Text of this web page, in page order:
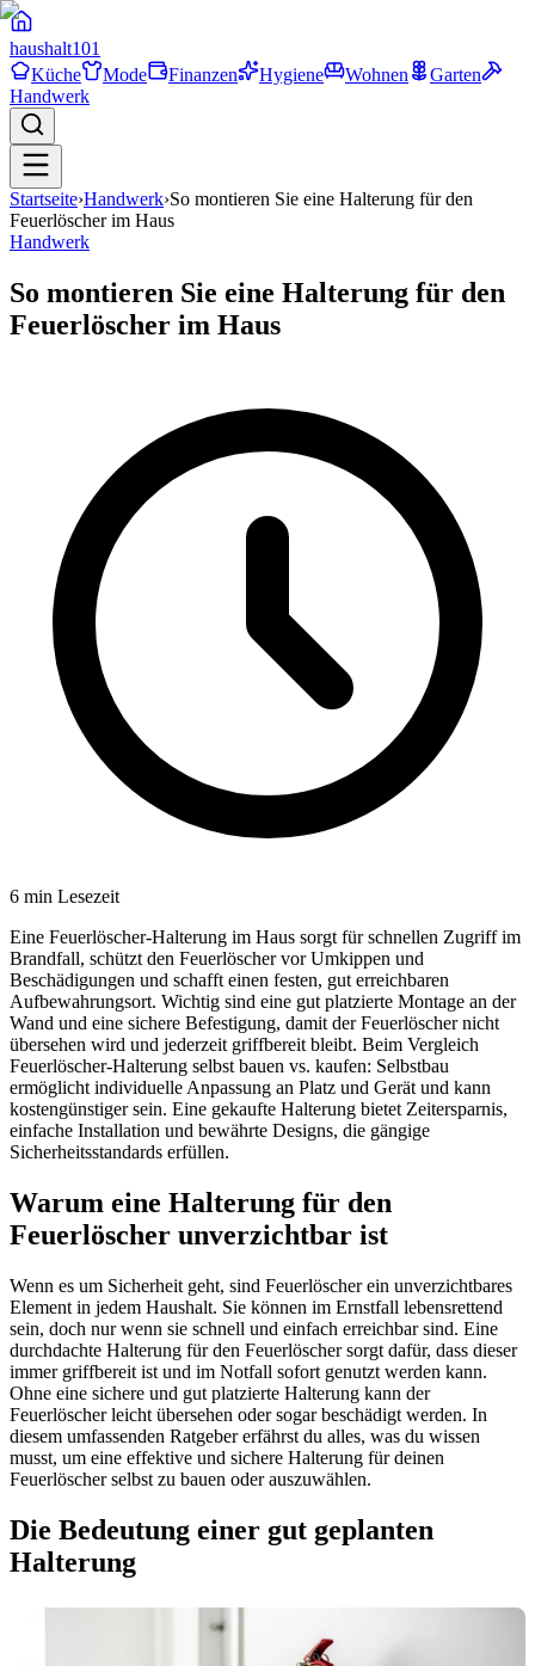
haushalt101
Küche
Mode Finanzen Hygiene Wohnen
Garten
Handwerk
Startseite›Handwerk›So montieren Sie eine Halterung für den
Feuerlöscher im Haus
Handwerk
So montieren Sie eine Halterung für den
Feuerlöscher im Haus
6 min Lesezeit
Eine Feuerlöscher-Halterung im Haus sorgt für schnellen Zugriff im
Brandfall, schützt den Feuerlöscher vor Umkippen und
Beschädigungen und schafft einen festen, gut erreichbaren
Aufbewahrungsort. Wichtig sind eine gut platzierte Montage an der
Wand und eine sichere Befestigung, damit der Feuerlöscher nicht
übersehen wird und jederzeit griffbereit bleibt. Beim Vergleich
Feuerlöscher-Halterung selbst bauen vs. kaufen: Selbstbau
ermöglicht individuelle Anpassung an Platz und Gerät und kann
kostengünstiger sein. Eine gekaufte Halterung bietet Zeitersparnis,
einfache Installation und bewährte Designs, die gängige
Sicherheitsstandards erfüllen.
Warum eine Halterung für den
Feuerlöscher unverzichtbar ist
Wenn es um Sicherheit geht, sind Feuerlöscher ein unverzichtbares
Element in jedem Haushalt. Sie können im Ernstfall lebensrettend
sein, doch nur wenn sie schnell und einfach erreichbar sind. Eine
durchdachte Halterung für den Feuerlöscher sorgt dafür, dass dieser
immer griffbereit ist und im Notfall sofort genutzt werden kann.
Ohne eine sichere und gut platzierte Halterung kann der
Feuerlöscher leicht übersehen oder sogar beschädigt werden. In
diesem umfassenden Ratgeber erfährst du alles, was du wissen
musst, um eine effektive und sichere Halterung für deinen
Feuerlöscher selbst zu bauen oder auszuwählen.
Die Bedeutung einer gut geplanten
Halterung